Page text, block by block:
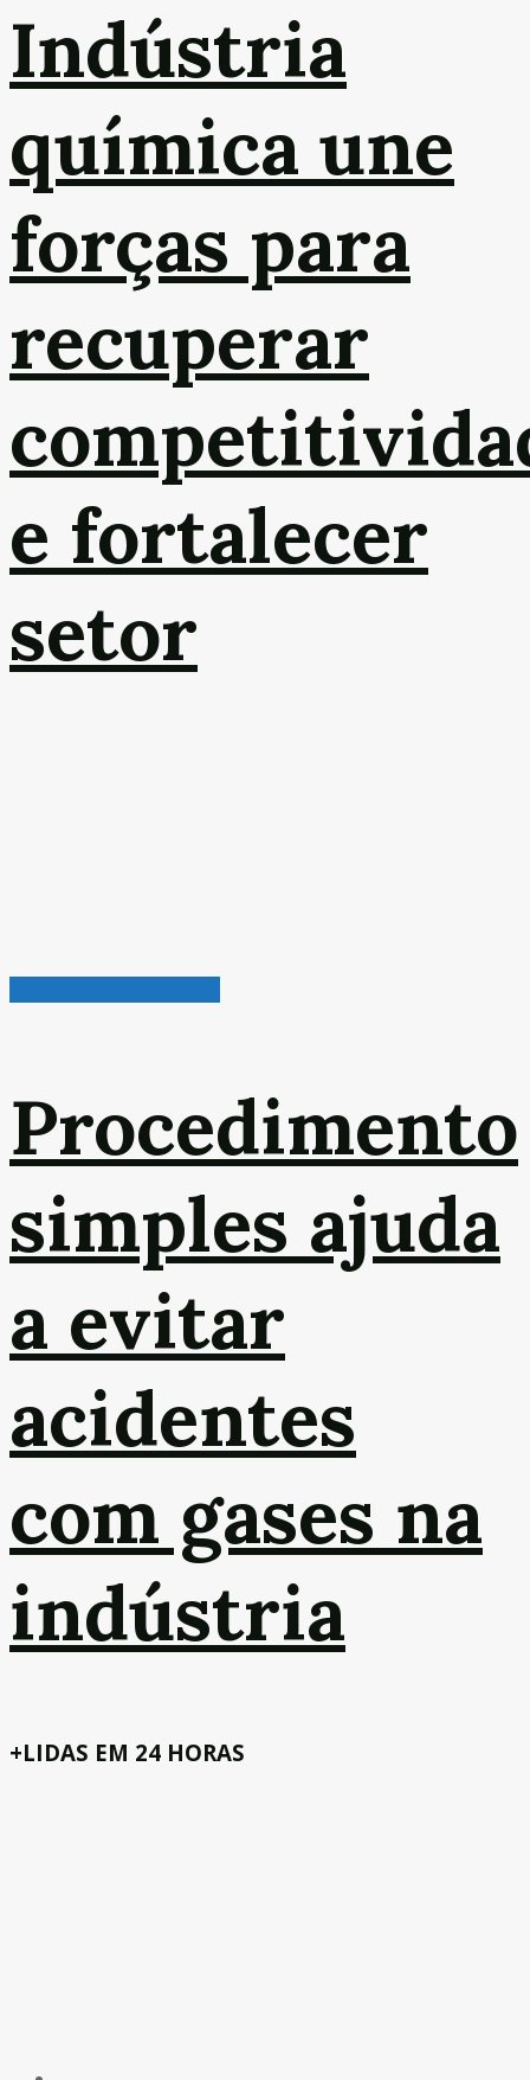
Indústria
química une
forças para
recuperar
e fortalecer
setor
Procedimento
simples ajuda
a evitar
acidentes
com gases na
indústria
+LIDAS EM 24 HORAS